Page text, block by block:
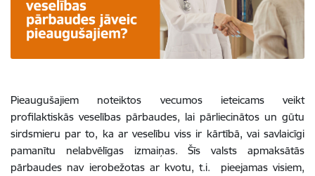
Pieaugušajiem noteiktos vecumos ieteicams veikt
profilaktiskās veselības pārbaudes, lai pārliecinātos un gūtu
sirdsmieru par to, ka ar veselību viss ir kārtībā, vai savlaicīgi
pamanītu nelabvēlīgas izmaiņas. Šīs valsts apmaksātās
pārbaudes nav ierobežotas ar kvotu, t.i. pieejamas visiem,